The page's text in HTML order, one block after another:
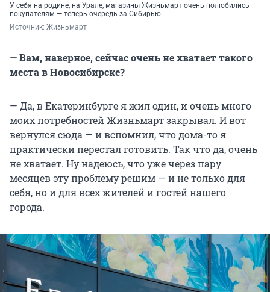
У себя на родине, на Урале, магазины Жизньмарт очень полюбились
покупателям — теперь очередь за Сибирью
Источник: Жизньмарт
— Вам, наверное, сейчас очень не хватает такого
места в Новосибирске?
— Да, в Екатеринбурге я жил один, и очень много
моих потребностей Жизньмарт закрывал. И вот
вернулся сюда — и вспомнил, что дома-то я
практически перестал готовить. Так что да, очень
не хватает. Ну надеюсь, что уже через пару
месяцев эту проблему решим — и не только для
себя, но и для всех жителей и гостей нашего
города.